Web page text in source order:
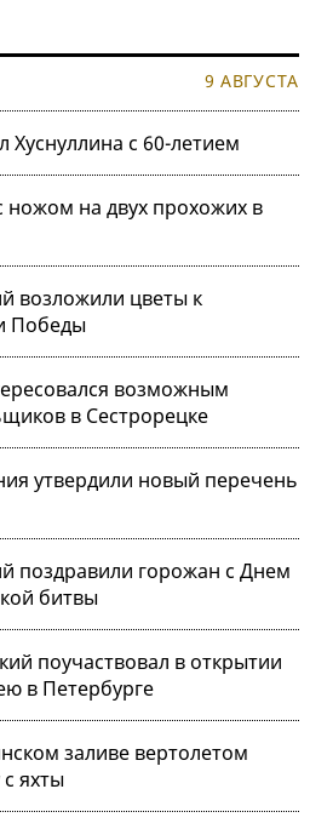
9 АВГУСТА
Хуснуллина с 60-летием
на двух прохожих в
возложили цветы к
Победы
возможным
в Сестрорецке
утвердили новый перечень
поздравили горожан с Днем
битвы
поучаствовал в открытии
в Петербурге
заливе вертолетом
яхты